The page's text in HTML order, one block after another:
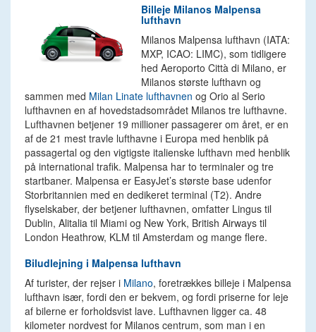
Billeje Milanos Malpensa
lufthavn
Milanos Malpensa lufthavn (IATA:
MXP, ICAO: LIMC), som tidligere
hed Aeroporto Città di Milano, er
Milanos største lufthavn og
sammen med Milan Linate lufthavnen og Orio al Serio
lufthavnen en af hovedstadsområdet Milanos tre lufthavne.
Lufthavnen betjener 19 millioner passagerer om året, er en
af de 21 mest travle lufthavne i Europa med henblik på
passagertal og den vigtigste italienske lufthavn med henblik
på international trafik. Malpensa har to terminaler og tre
startbaner. Malpensa er EasyJet’s største base udenfor
Storbritannien med en dedikeret terminal (T2). Andre
flyselskaber, der betjener lufthavnen, omfatter Lingus til
Dublin, Alitalia til Miami og New York, British Airways til
London Heathrow, KLM til Amsterdam og mange flere.
Biludlejning i Malpensa lufthavn
Af turister, der rejser i Milano, foretrækkes billeje i Malpensa
lufthavn især, fordi den er bekvem, og fordi priserne for leje
af bilerne er forholdsvist lave. Lufthavnen ligger ca. 48
kilometer nordvest for Milanos centrum, som man i en